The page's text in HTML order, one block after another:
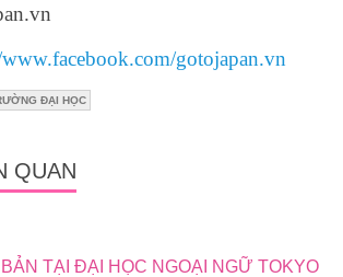
gotojapan.vn
ĐẠI HỌC
QUAN
TẠI ĐẠI HỌC NGOẠI NGỮ TOKYO